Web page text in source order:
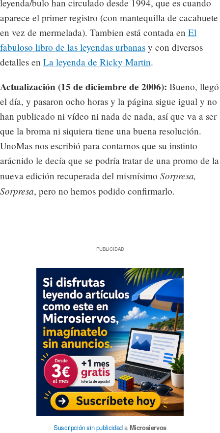
leyenda/bulo han circulado desde 1994, que es cuando
aparece el primer registro (con mantequilla de cacahuete
en vez de mermelada). Tambien está contada en El
fabuloso libro de las leyendas urbanas y con diversos
detalles en La leyenda de Ricky Martin.
Actualización (15 de diciembre de 2006): Bueno, llegó
el día, y pasaron ocho horas y la página sigue igual y no
han publicado ni vídeo ni nada de nada, así que va a ser
que la broma ni siquiera tiene una buena resolución.
UnoMas nos escribió para contarnos que su instinto
arácnido le decía que se podría tratar de una promo de la
nueva edición recuperada del mismísimo Sorpresa,
Sorpresa, pero no hemos podido confirmarlo.
PUBLICIDAD
Suscripción sin publicidada Microsiervos